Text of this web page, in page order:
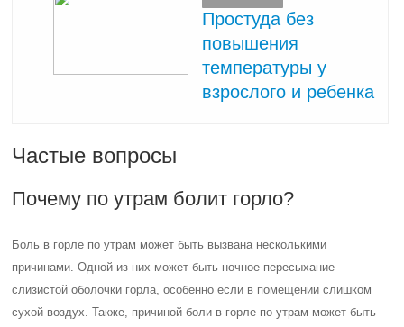
Простуда без
повышения
температуры у
взрослого и ребенка
Частые вопросы
Почему по утрам болит горло?
Боль в горле по утрам может быть вызвана несколькими
причинами. Одной из них может быть ночное пересыхание
слизистой оболочки горла, особенно если в помещении слишком
сухой воздух. Также, причиной боли в горле по утрам может быть